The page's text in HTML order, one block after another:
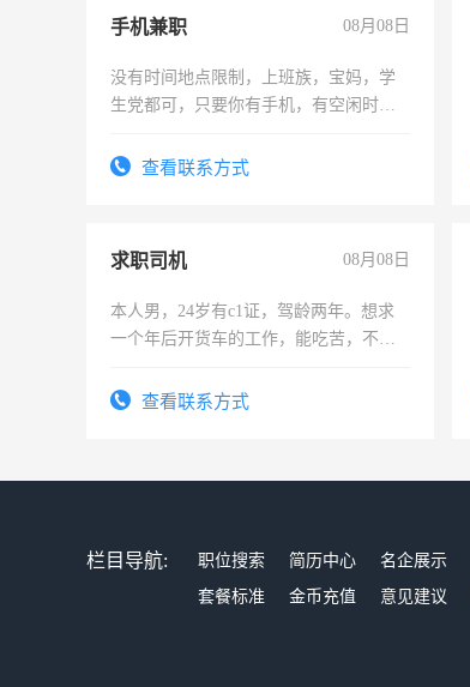
手机兼职 08月08日
没有时间地点限制，上班族，宝妈，学
生党都可，只要你有手机，有空闲时
勤快的四五十，每天挣零花钱没问题！
查看联系方式
求职司机 08月08日
本人男，24岁有c1证，驾龄两年。想求
一个年后开货车的工作，能吃苦，不怕
查看联系方式
栏目导航: 职位搜索 简历中心 名企展示
套餐标准
金币充值 意见建议